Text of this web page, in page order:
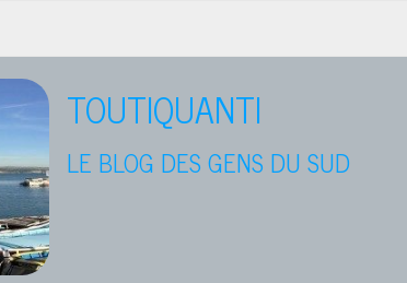
TOUTIQUANTI
LE BLOG DES GENS DU SUD